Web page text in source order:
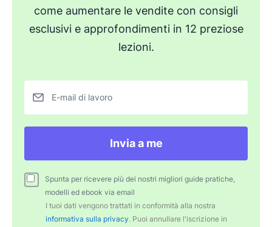
come aumentare le vendite con consigli
esclusivi e approfondimenti in 12 preziose
lezioni.
E-mail di lavoro
Invia a me
Spunta per ricevere più dei nostri migliori guide pratiche,
modelli ed ebook via email
I tuoi dati vengono trattati in conformità alla nostra
informativa sulla privacy. Puoi annullare l'iscrizione in